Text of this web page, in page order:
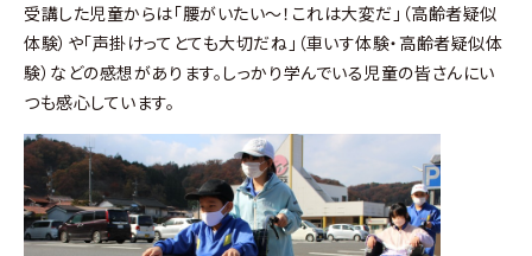
受講した児童からは「腰がいたい～！これは大変だ」（高齢者疑似
体験）や「声掛けってとても大切だね」（車いす体験・高齢者疑似体
験）などの感想があります。しっかり学んでいる児童の皆さんにい
つも感心しています。